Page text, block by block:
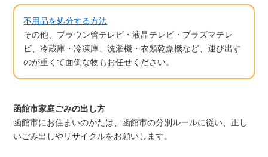
不用品を処分する方法
その他、ブラウン管テレビ・液晶テレビ・プラズマテレ
ビ、冷蔵庫・冷凍庫、洗濯機・衣類乾燥機など、運び出す
のが重くて面倒な物もお任せください。
函館市家庭ごみの出し方
函館市にお住まいのかたは、函館市の分別ルールに従い、正し
いごみ出しやリサイクルをお願いします。